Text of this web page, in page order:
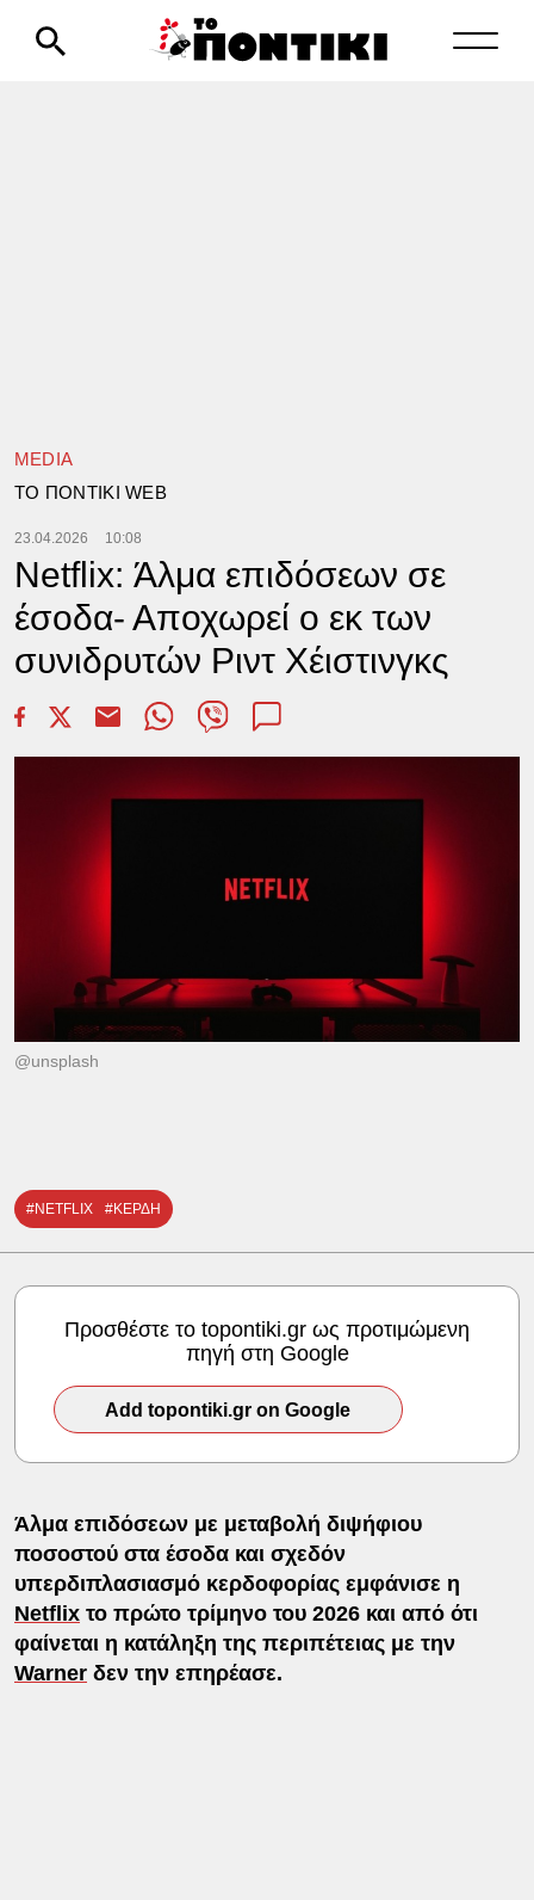
MEDIA
TΟ ΠΟΝΤΙΚΙ WEB
23.04.2026 10:08
Netflix: Άλμα επιδόσεων σε
έσοδα- Αποχωρεί ο εκ των
συνιδρυτών Ριντ Χέιστινγκς
@unsplash
#NETFLIX #ΚΕΡΔΗ
Προσθέστε το topontiki.gr ως προτιμώμενη
πηγή στη Google
Add topontiki.gr on Google
Άλμα επιδόσεων με μεταβολή διψήφιου
ποσοστού στα έσοδα και σχεδόν
υπερδιπλασιασμό κερδοφορίας εμφάνισε η
Netflixτο πρώτο τρίμηνο του 2026 και από ότι
φαίνεται η κατάληξη της περιπέτειας με την
Warnerδεν την επηρέασε.